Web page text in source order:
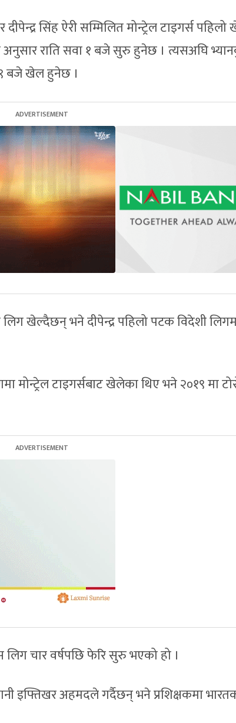
सिंह ऐरी सम्मिलित मोन्ट्रेल टाइगर्स
राति सवा १ बजे सुरु हुनेछ । त्यसअघि
९ बजे खेल हुनेछ ।
खेल्दैछन् भने दीपेन्द्र पहिलो पटक विदेशी
टाइगर्सबाट खेलेका थिए भने २०१९ मा
चार वर्षपछि फेरि सुरु भएको हो ।
इफ्तिखर अहमदले गर्दैछन् भने प्रशिक्षकमा